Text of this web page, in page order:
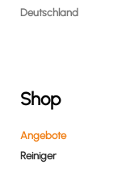
Deutschland
Shop
Angebote
Reiniger